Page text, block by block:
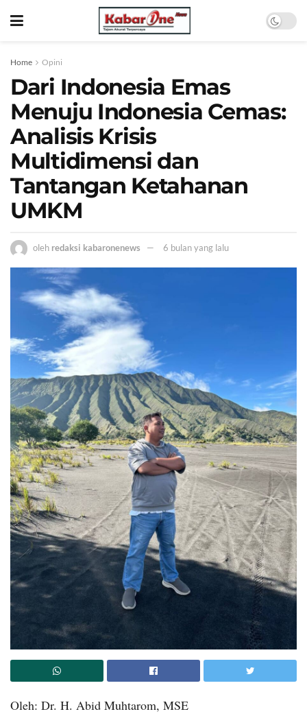
Home Opini
Dari Indonesia Emas
Menuju Indonesia Cemas:
Analisis Krisis
Multidimensi dan
Tantangan Ketahanan
UMKM
oleh redaksi kabaronenews 6 bulan yang lalu
Oleh: Dr. H. Abid Muhtarom, MSE